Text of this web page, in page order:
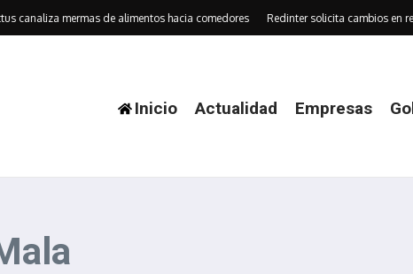
canaliza mermas de alimentos hacia comedores Redinter solicita cambios en
Inicio Actualidad Empresas